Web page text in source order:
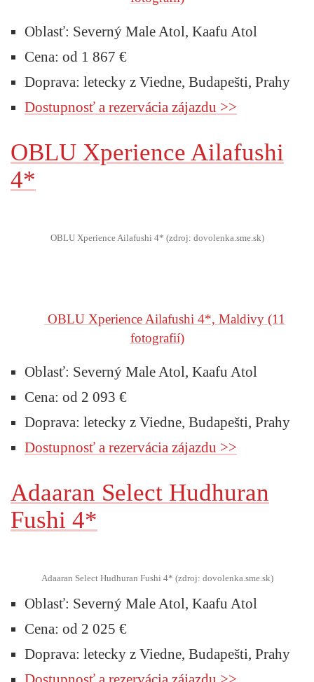
Oblasť: Severný Male Atol, Kaafu Atol
Cena: od 1 867 €
Doprava: letecky z Viedne, Budapešti, Prahy
Dostupnosť a rezervácia zájazdu >>
OBLU Xperience Ailafushi
4*
OBLU Xperience Ailafushi 4* (zdroj: dovolenka.sme.sk)
OBLU Xperience Ailafushi 4*, Maldivy (11
fotografií)
Oblasť: Severný Male Atol, Kaafu Atol
Cena: od 2 093 €
Doprava: letecky z Viedne, Budapešti, Prahy
Dostupnosť a rezervácia zájazdu >>
Adaaran Select Hudhuran
Fushi 4*
Adaaran Select Hudhuran Fushi 4* (zdroj: dovolenka.sme.sk)
Oblasť: Severný Male Atol, Kaafu Atol
Cena: od 2 025 €
Doprava: letecky z Viedne, Budapešti, Prahy